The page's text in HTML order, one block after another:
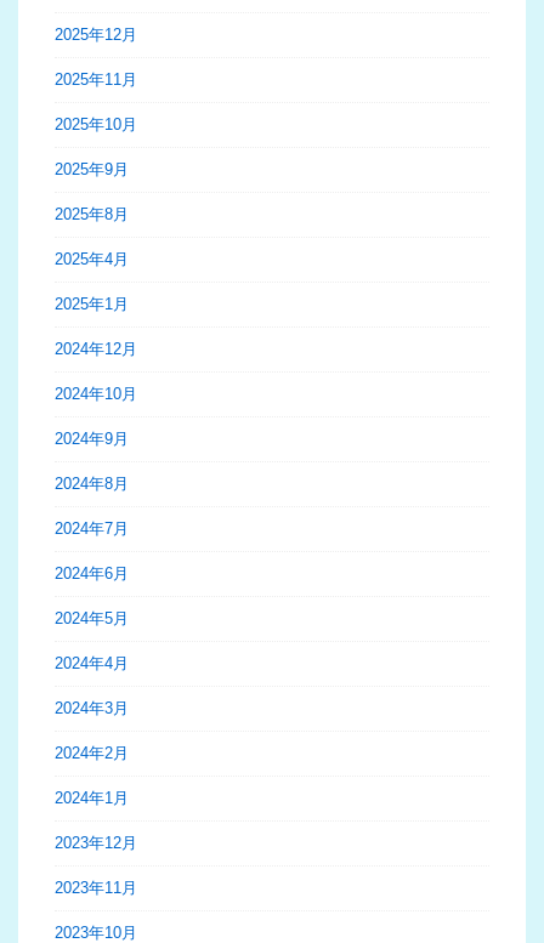
2025年12月
2025年11月
2025年10月
2025年9月
2025年8月
2025年4月
2025年1月
2024年12月
2024年10月
2024年9月
2024年8月
2024年7月
2024年6月
2024年5月
2024年4月
2024年3月
2024年2月
2024年1月
2023年12月
2023年11月
2023年10月